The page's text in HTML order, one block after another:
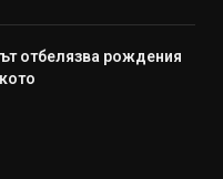
отбелязва рождения